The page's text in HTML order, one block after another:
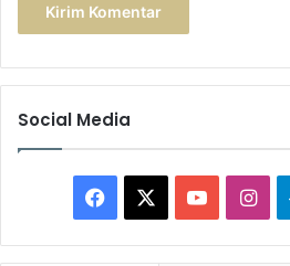
Social Media
a
o
I
n